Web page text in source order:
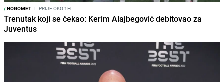
/NOGOMET I PRIJE OKO 1H
Trenutak koji se čekao: Kerim Alajbegović debitovao za
Juventus